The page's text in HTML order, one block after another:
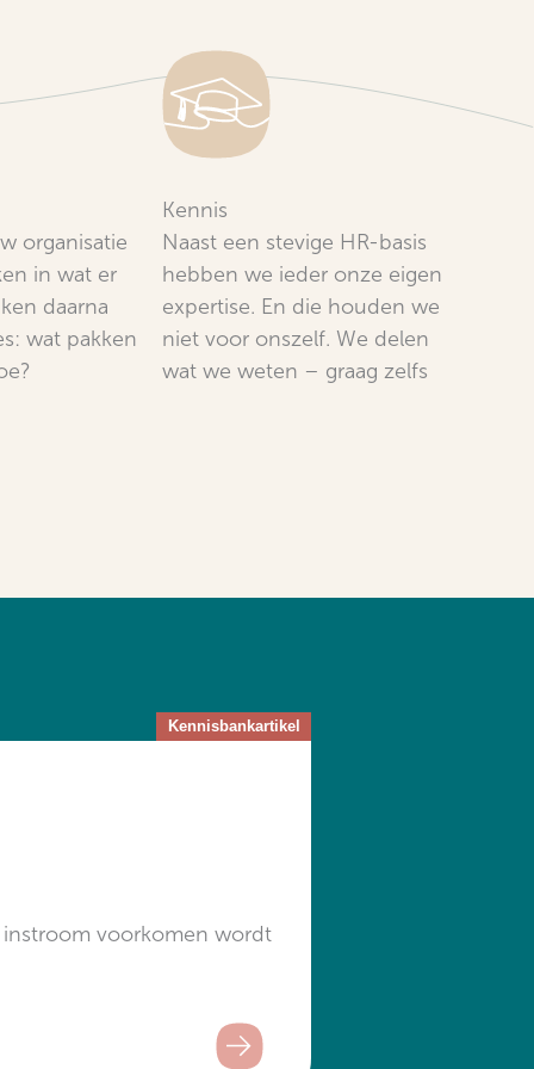
organisatie
in wat er
daarna
wat pakken
Kennis
Naast een stevige HR-basis
hebben we ieder onze eigen
expertise. En die houden we
niet voor onszelf. We delen
wat we weten – graag zelfs
voorkomen wordt